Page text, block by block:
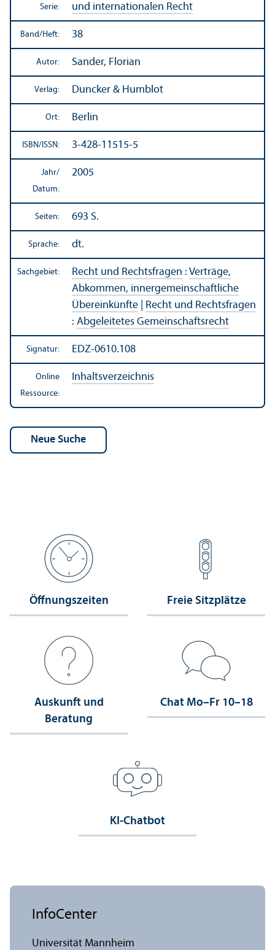
Serie:
und internationalen Recht
Band/Heft: 38
Autor: Sander, Florian
Verlag: Duncker & Humblot
Ort: Berlin
ISBN/ ISSN: 3-428-11515-5
Jahr/
Datum:
2005
Seiten: 693 S.
Sprache: dt.
Sachgebiet: Recht und Rechts­fragen : Verträge,
Abkommen, innergemeinschaft­liche
Über­einkünfte
Recht und Rechts­fragen
: Abgeleitetes Gemeinschafts­recht
Signatur: EDZ-0610.108
Online
Ressource:
Inhaltsverzeichnis
Öffnungs­zeiten Freie Sitzplätze
Auskunft und
Beratung
Chat Mo–Fr 10–18
KI-Chatbot
InfoCenter
Universität Mannheim